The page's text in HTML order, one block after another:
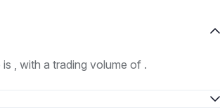
, with a trading volume of .